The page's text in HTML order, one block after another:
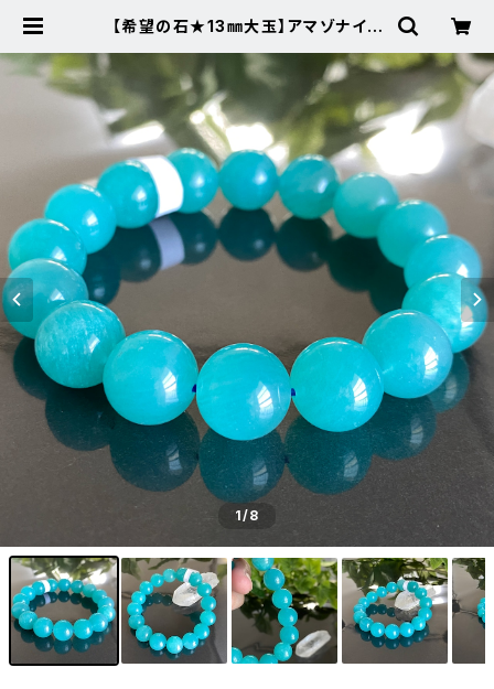
【希望の石★13㎜大玉】アマゾナイト
スレット | Noah's Stone ～パワー
ストーン・天然石SHOP～
1/8